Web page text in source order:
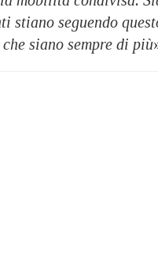
stiano seguendo
siano sempre di più